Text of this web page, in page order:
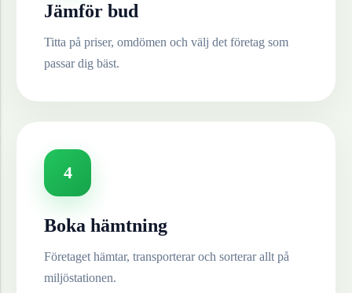
Jämför bud
Titta på priser, omdömen och välj det företag som
passar dig bäst.
4
Boka hämtning
Företaget hämtar, transporterar och sorterar allt på
miljöstationen.